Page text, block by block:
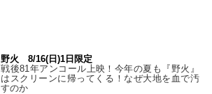
野火 8/16(日)1日限定
戦後81年アンコール上映！今年の夏も『野火』
はスクリーンに帰ってくる！なぜ大地を血で汚
すのか